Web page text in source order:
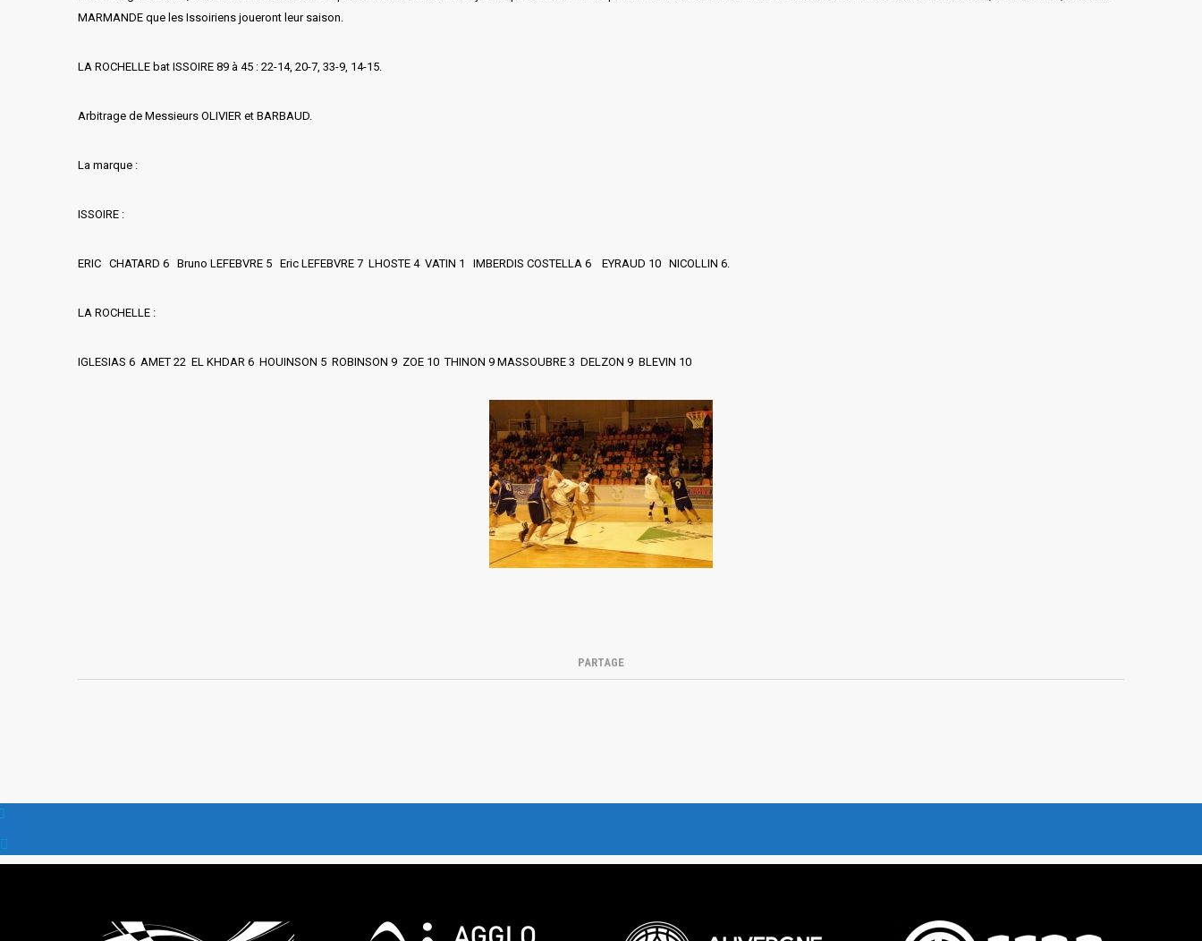
MARMANDE que les Issoiriens joueront leur saison.
LA ROCHELLE bat ISSOIRE 89 à 45 : 22-14, 20-7, 33-9, 14-15.
Arbitrage de Messieurs OLIVIER et BARBAUD.
La marque :
ISSOIRE :
ERIC CHATARD 6 Bruno LEFEBVRE 5 Eric LEFEBVRE 7 LHOSTE 4 VATIN 1 IMBERDIS COSTELLA 6 EYRAUD 10 NICOLLIN 6.
LA ROCHELLE :
IGLESIAS 6 AMET 22 EL KHDAR 6 HOUINSON 5 ROBINSON 9 ZOE 10 THINON 9 MASSOUBRE 3 DELZON 9 BLEVIN 10
PARTAGE